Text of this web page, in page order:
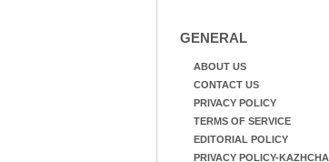
GENERAL
ABOUT US
CONTACT US
PRIVACY POLICY
TERMS OF SERVICE
EDITORIAL POLICY
PRIVACY POLICY-KAZHCHA